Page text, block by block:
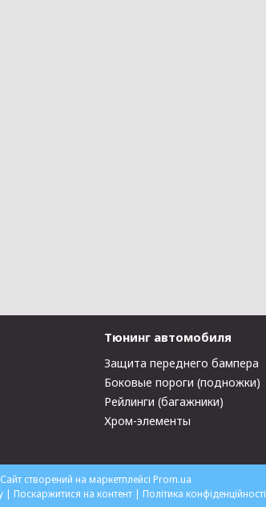
Тюнинг автомобиля
Защита переднего бампера
Боковые пороги (подножки)
Рейлинги (багажники)
Хром-элементы
Сайт створений на маркетплейсі Prom.ua
Світ Автотюнінгу | Поскаржитися на контент | Політика конфіденційності